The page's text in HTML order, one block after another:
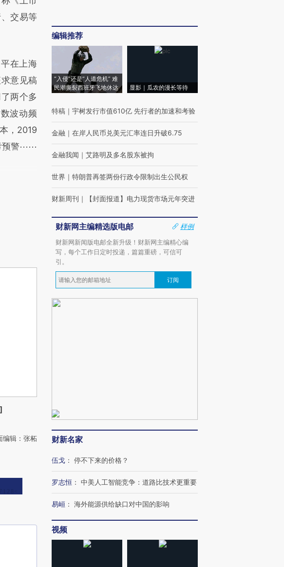
交易等
在上海
意见稿
两个多
波动频
，2019
预警⋯⋯
编辑：张柘
编辑推荐
“入侵”还是“人道危机” 难
民潮撕裂西班牙飞地休达
显影｜瓜农的漫长等待
特稿 ｜ 宇树发行市值610亿 先行者的加速和考验
金融 ｜ 在岸人民币兑美元汇率连日升破6.75
金融我闻 ｜ 艾路明及多名股东被拘
世界 ｜ 特朗普再签两份行政令限制出生公民权
财新周刊 ｜ 【封面报道】电力现货市场元年突进
财新网主编精选版电邮
样例
财新网新闻版电邮全新升级！财新网主编精心编
写，每个工作日定时投递，篇篇重磅，可信可
引。
订阅
财新名家
伍戈 ： 停不下来的价格？
罗志恒 ： 中美人工智能竞争：道路比技术更重要
易峘 ： 海外能源供给缺口对中国的影响
视频